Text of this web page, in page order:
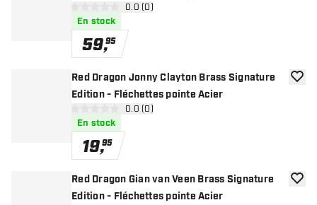
pointe Acierouvrir le panneau des avis
0 étoiles de notation
0.0 (0)
En stock
59,95
Red Dragon Jonny Clayton Brass Signature
Edition - Fléchettes pointe Acier
ouvrir le panneau des avis
0 étoiles de notation
0.0 (0)
En stock
19,95
Red Dragon Gian van Veen Brass Signature
Edition - Fléchettes pointe Acier